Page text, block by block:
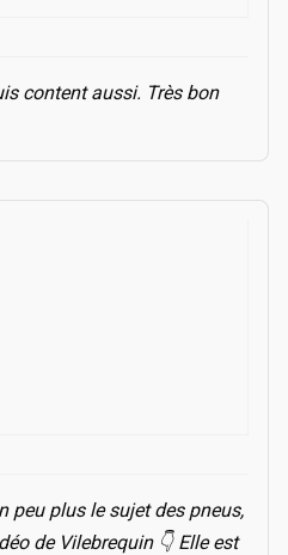
content aussi. Très bon
peu plus le sujet des pneus,
de Vilebrequin 👇 Elle est